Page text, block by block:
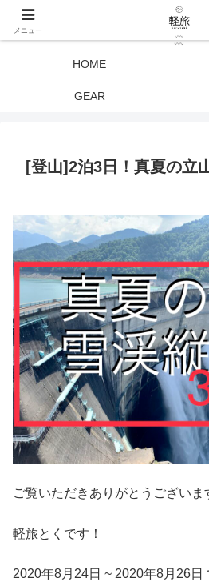
HOME
GEAR
[登山]2泊3日！真夏の立
ご覧いただきありがとうございま
軽旅とくです！
2020年8月24日 ~ 2020年8月26日
メニュー